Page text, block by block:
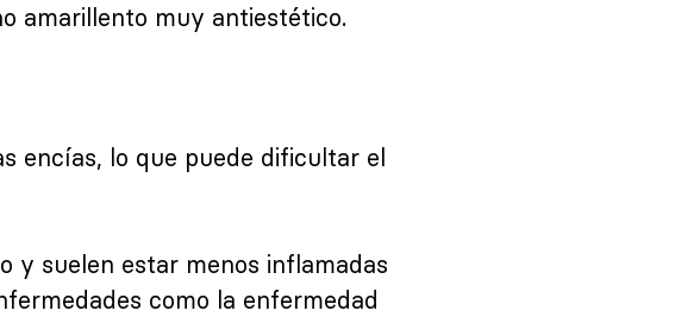
amarillento muy antiestético.
encías, lo que puede dificultar el
y suelen estar menos inflamadas
como la enfermedad